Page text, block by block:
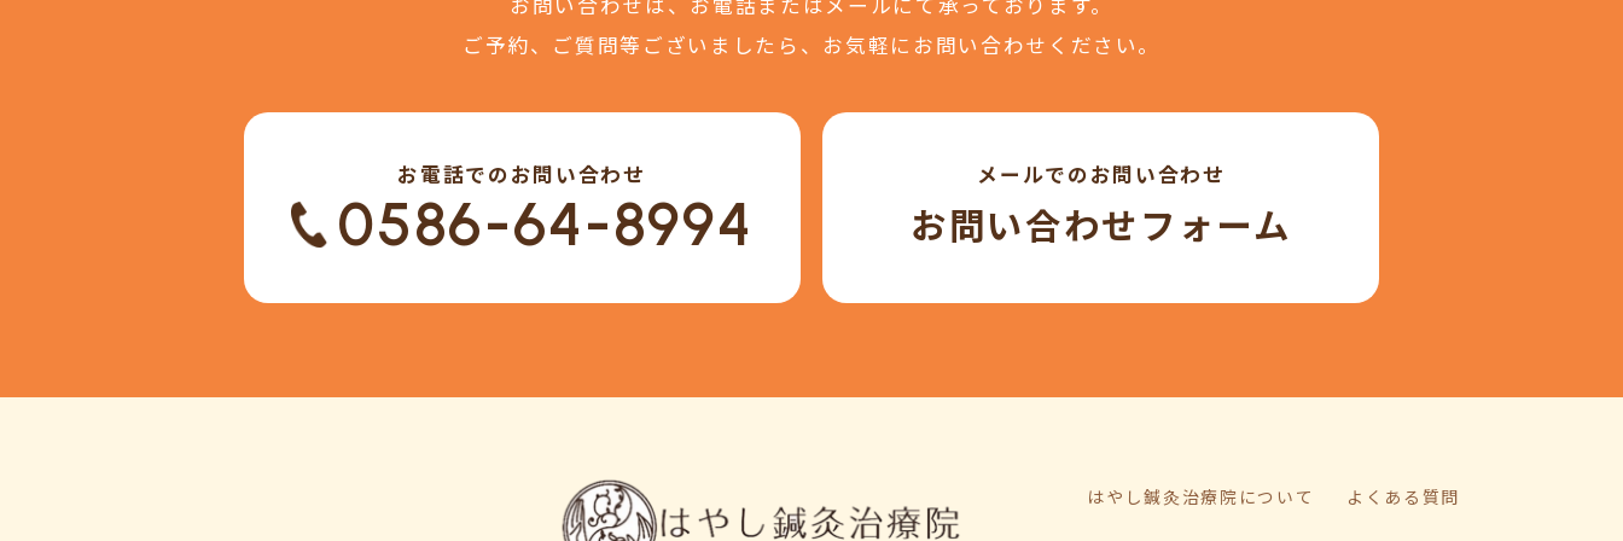
ご予約、ご質問等ございましたら、 お気軽にお問い合わせください。
お電話でのお問い合わせ
0586-64-8994
メールでのお問い合わせ
お問い合わせフォーム
はやし鍼灸治療院について よくある質問